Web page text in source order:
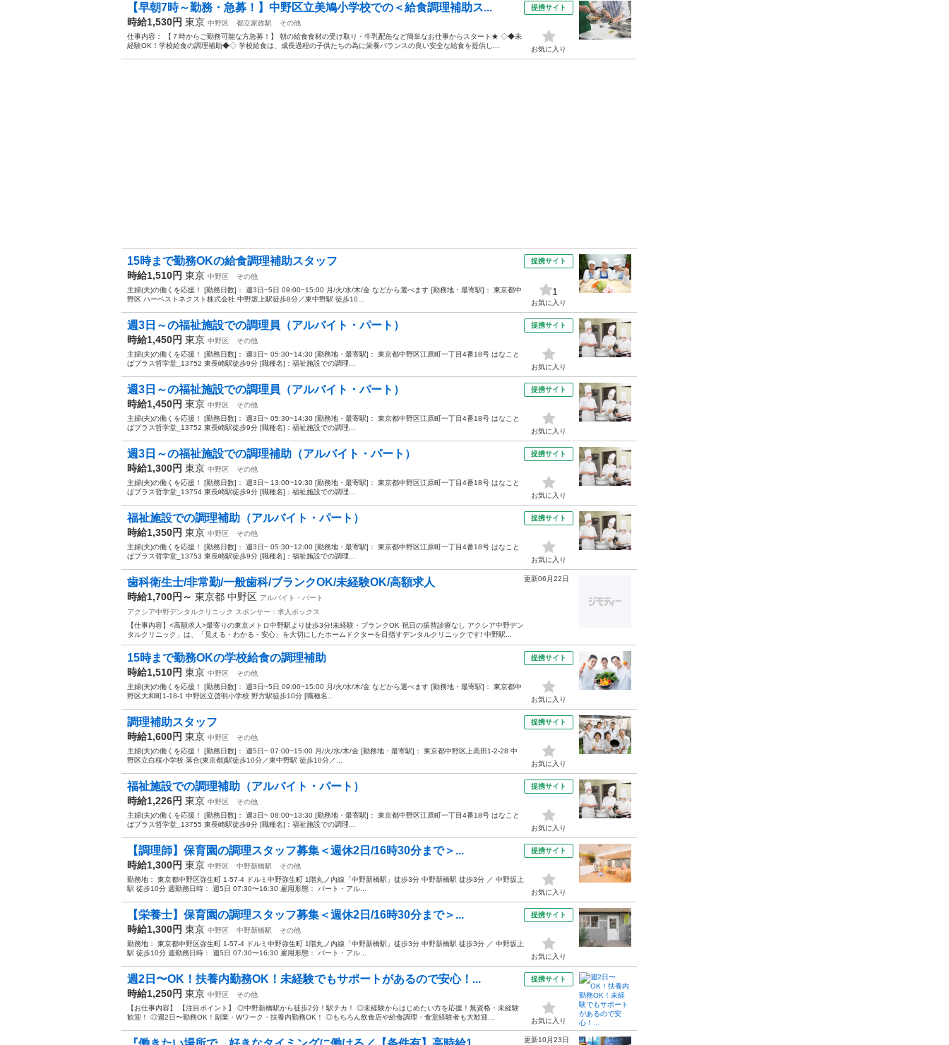
【早朝7時～勤務・急募！】中野区立美鳩小学校での＜給食調理補助ス...
時給1,530円 東京 中野区 都立家政駅
その他
仕事内容： 【７時からご勤務可能な方急募！】 朝の給食食材の受け取り・牛乳配缶など簡単なお仕事からスタート★ ◇◆未
経験OK！学校給食の調理補助◆◇ 学校給食は、成長過程の子供たちの為に栄養バランスの良い安全な給食を提供し...
提携サイト
お気に入り
15時まで勤務OKの給食調理補助スタッフ
時給1,510円 東京 中野区
その他
主婦(夫)の働くを応援！ [勤務日数]： 週3日~5日 09:00~15:00 月/火/水/木/金 などから選べます [勤務地・最寄駅]： 東京都中
野区 ハーベストネクスト株式会社 中野坂上駅徒歩8分／東中野駅 徒歩10...
提携サイト
1
お気に入り
週3日～の福祉施設での調理員（アルバイト・パート）
時給1,450円 東京 中野区
その他
主婦(夫)の働くを応援！ [勤務日数]： 週3日~ 05:30~14:30 [勤務地・最寄駅]： 東京都中野区江原町一丁目4番18号 はなこと
ばプラス哲学堂_13752 東長崎駅徒歩9分 [職種名]：福祉施設での調理...
提携サイト
お気に入り
週3日～の福祉施設での調理員（アルバイト・パート）
時給1,450円 東京 中野区
その他
主婦(夫)の働くを応援！ [勤務日数]： 週3日~ 05:30~14:30 [勤務地・最寄駅]： 東京都中野区江原町一丁目4番18号 はなこと
ばプラス哲学堂_13752 東長崎駅徒歩9分 [職種名]：福祉施設での調理...
提携サイト
お気に入り
週3日～の福祉施設での調理補助（アルバイト・パート）
時給1,300円 東京 中野区
その他
主婦(夫)の働くを応援！ [勤務日数]： 週3日~ 13:00~19:30 [勤務地・最寄駅]： 東京都中野区江原町一丁目4番18号 はなこと
ばプラス哲学堂_13754 東長崎駅徒歩9分 [職種名]：福祉施設での調理...
提携サイト
お気に入り
福祉施設での調理補助（アルバイト・パート）
時給1,350円 東京 中野区
その他
主婦(夫)の働くを応援！ [勤務日数]： 週3日~ 05:30~12:00 [勤務地・最寄駅]： 東京都中野区江原町一丁目4番18号 はなこと
ばプラス哲学堂_13753 東長崎駅徒歩9分 [職種名]：福祉施設での調理...
提携サイト
お気に入り
歯科衛生士/非常勤/一般歯科/ブランクOK/未経験OK/高額求人
時給1,700円～ 東京都 中野区 アルバイト・パート
アクシア中野デンタルクリニック スポンサー：求人ボックス
【仕事内容】<高額求人>最寄りの東京メトロ中野駅より徒歩3分!未経験・ブランクOK 祝日の振替診療なし アクシア中野デン
タルクリニック」は、「見える・わかる・安心」を大切にしたホームドクターを目指すデンタルクリニックです! 中野駅...
更新06月22日
15時まで勤務OKの学校給食の調理補助
時給1,510円 東京 中野区
その他
主婦(夫)の働くを応援！ [勤務日数]： 週3日~5日 09:00~15:00 月/火/水/木/金 などから選べます [勤務地・最寄駅]： 東京都中
野区大和町1-18-1 中野区立啓明小学校 野方駅徒歩10分 [職種名...
提携サイト
お気に入り
調理補助スタッフ
時給1,600円 東京 中野区
その他
主婦(夫)の働くを応援！ [勤務日数]： 週5日~ 07:00~15:00 月/火/水/木/金 [勤務地・最寄駅]： 東京都中野区上高田1-2-28 中
野区立白桜小学校 落合(東京都)駅徒歩10分／東中野駅 徒歩10分／...
提携サイト
お気に入り
福祉施設での調理補助（アルバイト・パート）
時給1,226円 東京 中野区
その他
主婦(夫)の働くを応援！ [勤務日数]： 週3日~ 08:00~13:30 [勤務地・最寄駅]： 東京都中野区江原町一丁目4番18号 はなこと
ばプラス哲学堂_13755 東長崎駅徒歩9分 [職種名]：福祉施設での調理...
提携サイト
お気に入り
【調理師】保育園の調理スタッフ募集＜週休2日/16時30分まで＞...
時給1,300円 東京 中野区 中野新橋駅
その他
勤務地： 東京都中野区弥生町 1-57-4 ドルミ中野弥生町 1階丸ノ内線「中野新橋駅」徒歩3分 中野新橋駅 徒歩3分 ／ 中野坂上
駅 徒歩10分 週勤務日時： 週5日 07:30〜16:30 雇用形態： パート・アル...
提携サイト
お気に入り
【栄養士】保育園の調理スタッフ募集＜週休2日/16時30分まで＞...
時給1,300円 東京 中野区 中野新橋駅
その他
勤務地： 東京都中野区弥生町 1-57-4 ドルミ中野弥生町 1階丸ノ内線「中野新橋駅」徒歩3分 中野新橋駅 徒歩3分 ／ 中野坂上
駅 徒歩10分 週勤務日時： 週5日 07:30〜16:30 雇用形態： パート・アル...
提携サイト
お気に入り
週2日〜OK！扶養内勤務OK！未経験でもサポートがあるので安心！...
時給1,250円 東京 中野区
その他
【お仕事内容】 【注目ポイント】 ◎中野新橋駅から徒歩2分！駅チカ！ ◎未経験からはじめたい方を応援！無資格・未経験
歓迎！ ◎週2日〜勤務OK！副業・Wワーク・扶養内勤務OK！ ◎もちろん飲食店や給食調理・食堂経験者も大歓迎...
提携サイト
お気に入り
更新10月23日